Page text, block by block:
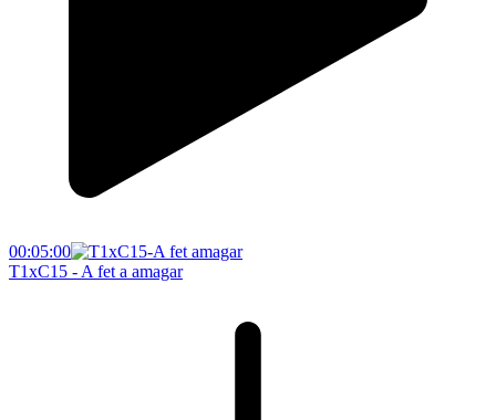
00:05:00
T1xC15 - A fet a amagar